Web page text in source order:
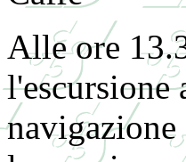
Alle ore
l'escursione